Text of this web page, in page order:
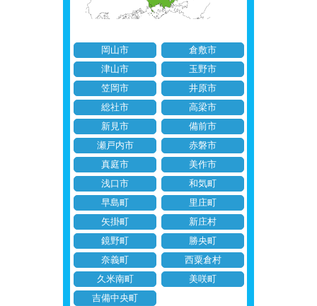
岡山市
倉敷市
津山市
玉野市
笠岡市
井原市
総社市
高梁市
新見市
備前市
瀬戸内市
赤磐市
真庭市
美作市
浅口市
和気町
早島町
里庄町
矢掛町
新庄村
鏡野町
勝央町
奈義町
西粟倉村
久米南町
美咲町
吉備中央町